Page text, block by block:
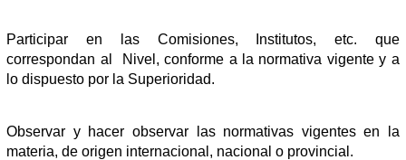
Participar en las Comisiones, Institutos, etc. que
correspondan al Nivel, conforme a la normativa vigente y a
lo dispuesto por la Superioridad.
Observar y hacer observar las normativas vigentes en la
materia, de origen internacional, nacional o provincial.